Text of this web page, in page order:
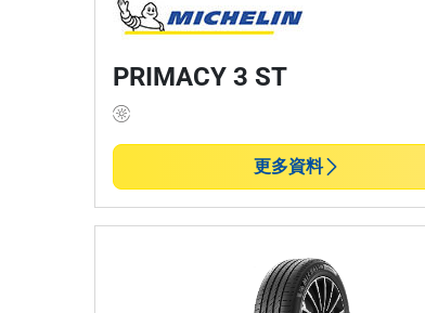
PRIMACY 3 ST
更多資料